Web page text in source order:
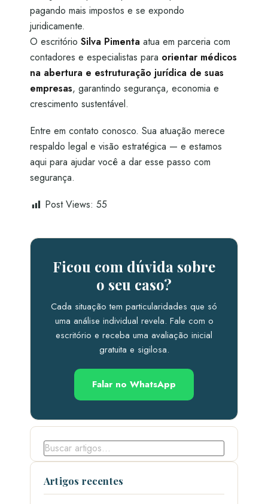
pagando mais impostos e se expondo
juridicamente.
O escritório Silva Pimenta atua em parceria com
contadores e especialistas para orientar médicos
na abertura e estruturação jurídica de suas
empresas, garantindo segurança, economia e
crescimento sustentável.
Entre em contato conosco. Sua atuação merece
respaldo legal e visão estratégica — e estamos
aqui para ajudar você a dar esse passo com
segurança.
Post Views: 55
Ficou com dúvida sobre
o seu caso?
Cada situação tem particularidades que só
uma análise individual revela. Fale com o
escritório e receba uma avaliação inicial
gratuita e sigilosa.
Falar no WhatsApp
Artigos recentes